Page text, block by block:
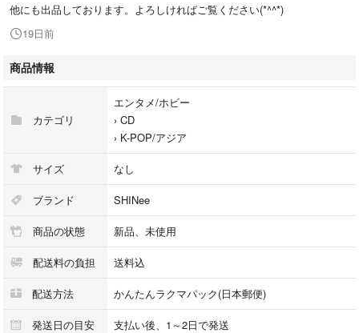
他にも出品しております。よろしければご覧ください(*^^*)
19日前
商品情報
カテゴリ
エンタメ/ホビー
› CD
› K-POP/アジア
サイズ なし
ブランド SHINee
商品の状態 新品、未使用
配送料の負担 送料込
配送方法 かんたんラクマパック(日本郵便)
発送日の目安 支払い後、1～2日で発送